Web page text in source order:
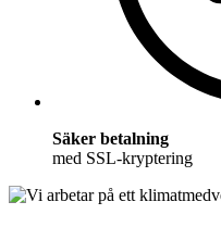
Säker betalning
med SSL-kryptering